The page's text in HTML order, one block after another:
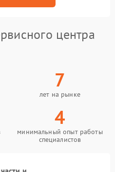
центра
7
лет на рынке
4
минимальный опыт работы
специалистов